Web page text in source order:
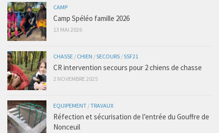
CAMP
Camp Spéléo famille 2026
13 MAI 2026
CHASSE / CHIEN /SECOURS /SSF21
CR intervention secours pour 2 chiens de chasse
2 NOVEMBRE 2025
EQUIPEMENT /TRAVAUX
Réfection et sécurisation de l’entrée du Gouffre de
Nonceuil